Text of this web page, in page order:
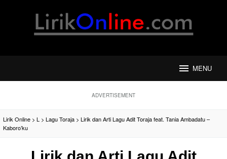
MENU
ADVERTISEMENT
Lirik Online > L > Lagu Toraja > Lirik dan Arti Lagu Adit Toraja feat. Tania Ambadatu –
Kaboro’ku